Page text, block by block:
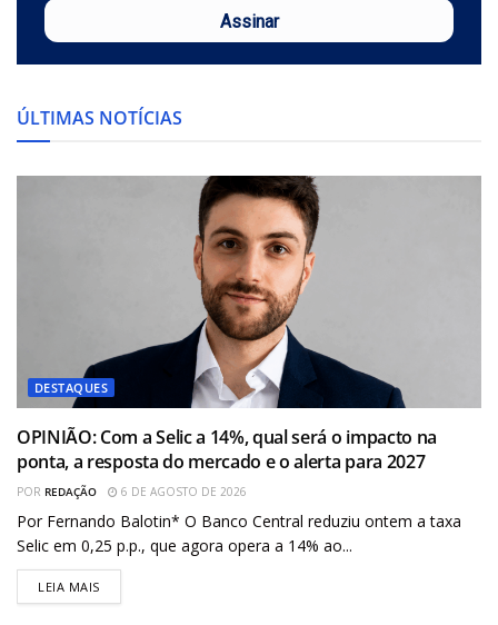
Assinar
ÚLTIMAS NOTÍCIAS
DESTAQUES
OPINIÃO: Com a Selic a 14%, qual será o impacto na
ponta, a resposta do mercado e o alerta para 2027
POR REDAÇÃO 6 DE AGOSTO DE 2026
Por Fernando Balotin* O Banco Central reduziu ontem a taxa
Selic em 0,25 p.p., que agora opera a 14% ao...
LEIA MAIS